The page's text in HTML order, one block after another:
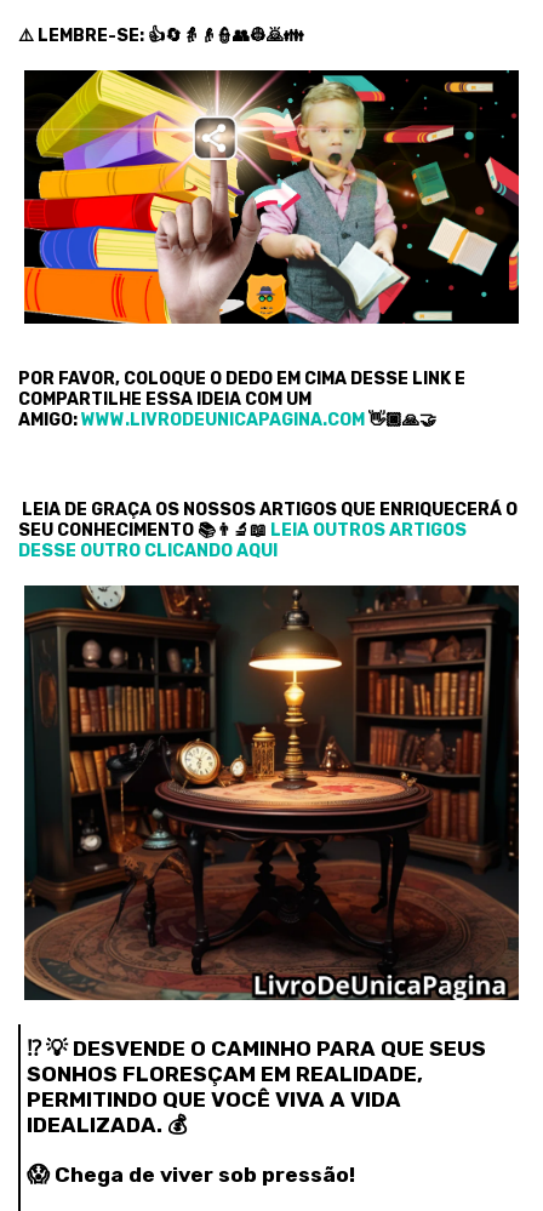
⚠️ LEMBRE-SE: 👍🔄👵👴👮👥👷🙇👪
POR FAVOR, COLOQUE O DEDO EM CIMA DESSE LINK E
COMPARTILHE ESSA IDEIA COM UM
AMIGO:WWW.LIVRODEUNICAPAGINA.COM 👋🏿🙏🤝
LEIA DE GRAÇA OS NOSSOS ARTIGOS QUE ENRIQUECERÁ O
SEU CONHECIMENTO 📚👨‍🔬📖 LEIA OUTROS ARTIGOS
DESSE OUTRO CLICANDO AQUI
⁉️ 💡 DESVENDE O CAMINHO PARA QUE SEUS
SONHOS FLORESÇAM EM REALIDADE,
PERMITINDO QUE VOCÊ VIVA A VIDA
IDEALIZADA. 💰
😱 Chega de viver sob pressão!